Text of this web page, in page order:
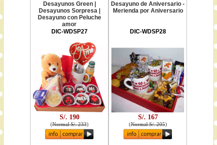
Desayunos Green |
Desayunos Sorpresa |
Desayuno con Peluche
amor
DIC-WDSP27
S/. 190
(Normal S/. 233)
Desayuno de Aniversario -
Merienda por Aniversario
DIC-WDSP28
S/. 167
(Normal S/. 205)